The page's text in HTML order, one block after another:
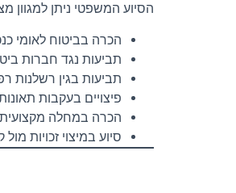
הסיוע המשפטי ניתן למגוון
הכרה בביטוח לאומי
תביעות נגד חברות
תביעות בגין רשלנות
פיצויים בעקבות
הכרה במחלה מקצועית
סיוע במיצוי זכויות